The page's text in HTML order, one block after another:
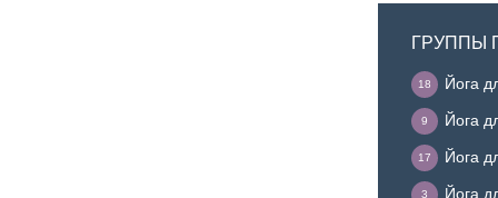
ГРУППЫ
Йога
18
Йога
9
Йога
17
Йога
3